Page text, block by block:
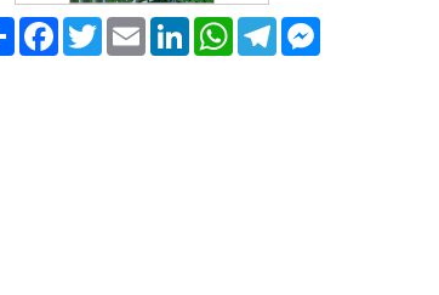
Share Facebook
TwitterEmail LinkedInWhatsAppTelegram